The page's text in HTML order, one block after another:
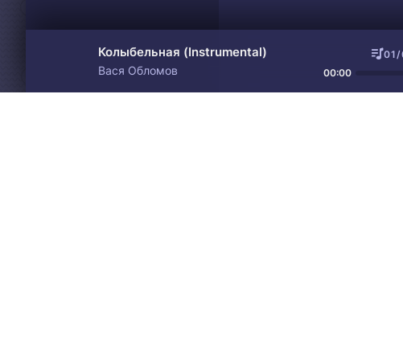
Колыбельная (Instrumental)
Вася Обломов
01/
00:00